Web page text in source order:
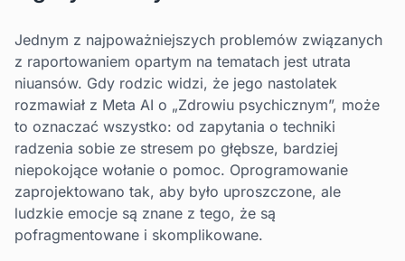
Jednym z najpoważniejszych problemów związanych
z raportowaniem opartym na tematach jest utrata
niuansów. Gdy rodzic widzi, że jego nastolatek
rozmawiał z Meta AI o „Zdrowiu psychicznym”, może
to oznaczać wszystko: od zapytania o techniki
radzenia sobie ze stresem po głębsze, bardziej
niepokojące wołanie o pomoc. Oprogramowanie
zaprojektowano tak, aby było uproszczone, ale
ludzkie emocje są znane z tego, że są
pofragmentowane i skomplikowane.